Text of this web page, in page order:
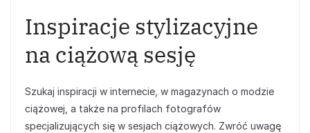
Inspiracje stylizacyjne
na ciążową sesję
Szukaj inspiracji w internecie, w magazynach o modzie
ciążowej, a także na profilach fotografów
specjalizujących się w sesjach ciążowych. Zwróć uwagę